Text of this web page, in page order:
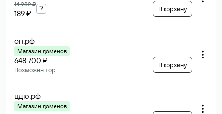
14 982 ₽
189 ₽
? В корзину
он.рф
Магазин доменов
648 700 ₽
Возможен торг
В корзину
цдю.рф
Магазин доменов